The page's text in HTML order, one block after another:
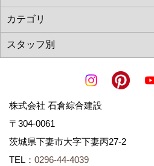
株式会社 石倉綜合建設
〒304-0061
茨城県下妻市大字下妻丙27-2
TEL： 0296-44-4039